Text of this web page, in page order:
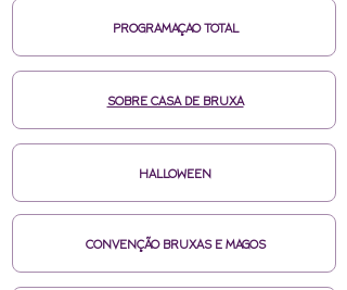
PROGRAMAÇAO TOTAL
SOBRE CASA DE BRUXA
HALLOWEEN
CONVENÇÃO BRUXAS E MAGOS